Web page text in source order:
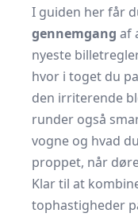
I guiden her får
gennemgang af
nyeste
hvor i toget du
den irriterende
runder også
vogne og hvad
proppet, når
Klar til at
tophastigheder